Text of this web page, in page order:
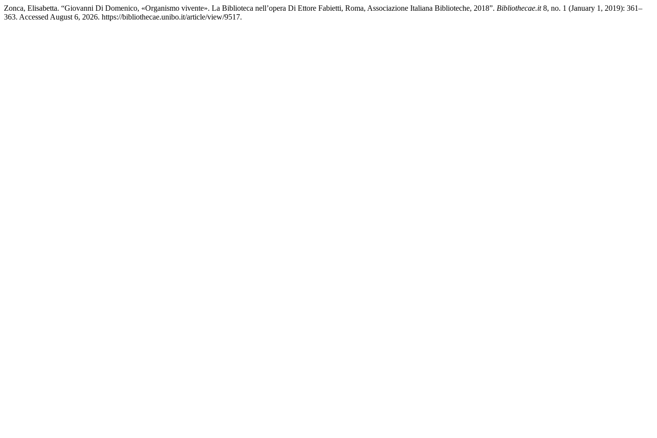
Zonca, Elisabetta. “Giovanni Di Domenico, «Organismo vivente». La Biblioteca nell’opera Di Ettore Fabietti, Roma, Associazione Italiana Biblioteche, 2018”. Bibliothecae.it8, no. 1 (January 1, 2019): 361–
363. Accessed August 6, 2026. https://bibliothecae.unibo.it/article/view/9517.